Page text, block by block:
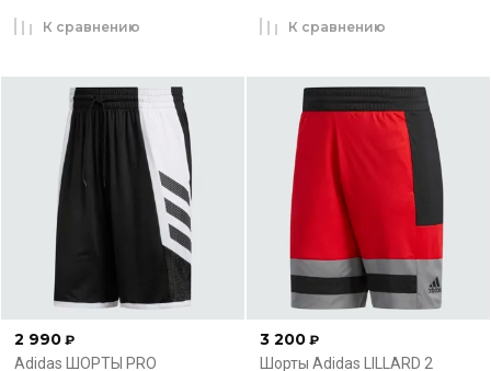
К сравнению К сравнению
2 990 ₽
Adidas ШОРТЫ PRO
3 200 ₽
Шорты Adidas LILLARD 2